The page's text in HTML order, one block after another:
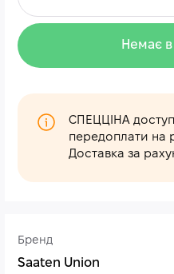
Бренд
Saaten Union
Немає в
СПЕЦЦІНА
передоплати на
Доставка за